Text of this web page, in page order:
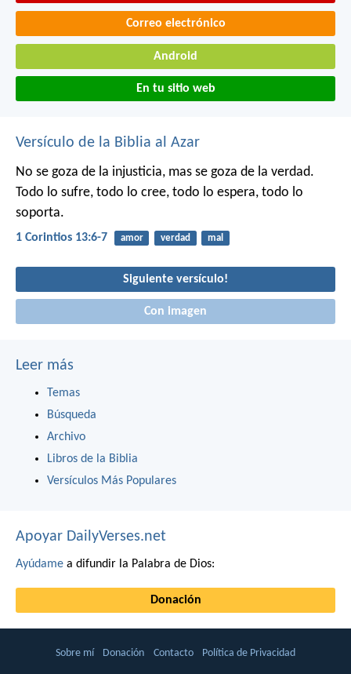
Correo electrónico
Android
En tu sitio web
Versículo de la Biblia al Azar
No se goza de la injusticia, mas se goza de la verdad.
Todo lo sufre, todo lo cree, todo lo espera, todo lo
soporta.
1 Corintios 13:6-7 amor verdad mal
Siguiente versículo!
Con imagen
Leer más
Temas
Búsqueda
Archivo
Libros de la Biblia
Versículos Más Populares
Apoyar DailyVerses.net
Ayúdame a difundir la Palabra de Dios:
Donación
Sobre mí Donación Contacto Política de Privacidad